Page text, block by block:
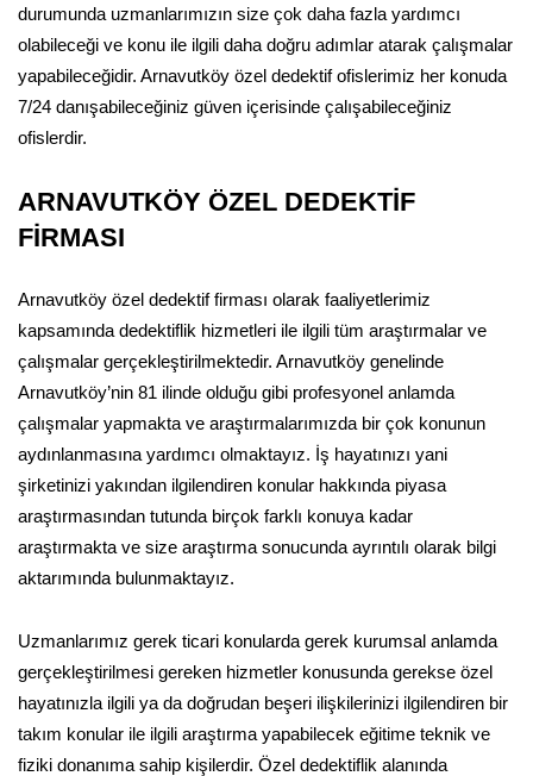
durumunda uzmanlarımızın size çok daha fazla yardımcı
olabileceği ve konu ile ilgili daha doğru adımlar atarak çalışmalar
yapabileceğidir. Arnavutköy özel dedektif ofislerimiz her konuda
7/24 danışabileceğiniz güven içerisinde çalışabileceğiniz
ofislerdir.
ARNAVUTKÖY ÖZEL DEDEKTİF
FİRMASI
Arnavutköy özel dedektif firması olarak faaliyetlerimiz
kapsamında dedektiflik hizmetleri ile ilgili tüm araştırmalar ve
çalışmalar gerçekleştirilmektedir. Arnavutköy genelinde
Arnavutköy’nin 81 ilinde olduğu gibi profesyonel anlamda
çalışmalar yapmakta ve araştırmalarımızda bir çok konunun
aydınlanmasına yardımcı olmaktayız. İş hayatınızı yani
şirketinizi yakından ilgilendiren konular hakkında piyasa
araştırmasından tutunda birçok farklı konuya kadar
araştırmakta ve size araştırma sonucunda ayrıntılı olarak bilgi
aktarımında bulunmaktayız.
Uzmanlarımız gerek ticari konularda gerek kurumsal anlamda
gerçekleştirilmesi gereken hizmetler konusunda gerekse özel
hayatınızla ilgili ya da doğrudan beşeri ilişkilerinizi ilgilendiren bir
takım konular ile ilgili araştırma yapabilecek eğitime teknik ve
fiziki donanıma sahip kişilerdir. Özel dedektiflik alanında